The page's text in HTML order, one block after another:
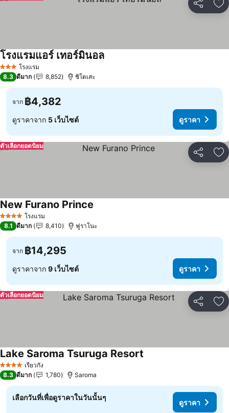
แชร์ เ
3 ดาว โรงแรม
โรงแรมแอร์ เทอร์มินอลดูราคา
8.3 ดีมาก 8,852 ชิโตเสะ
จาก ฿4,382
ดูราคาจาก 5 เว็บไซต์ ดูราคา
แชร์ เ
ตัวเลือกยอดนิยม
4 ดาว โรงแรม
New Furano Prince
8.1 ดีมาก 8,410 ฟูราโนะ
จาก ฿14,295
ดูราคาจาก 9 เว็บไซต์ ดูราคา
แชร์ เ
ตัวเลือกยอดนิยม
4 ดาว เรียวกัง
Lake Saroma Tsuruga Resort
8.3 ดีมาก 1,780 Saroma
เลือกวันที่เพื่อดูราคาในวันนั้นๆ
ดูราคา